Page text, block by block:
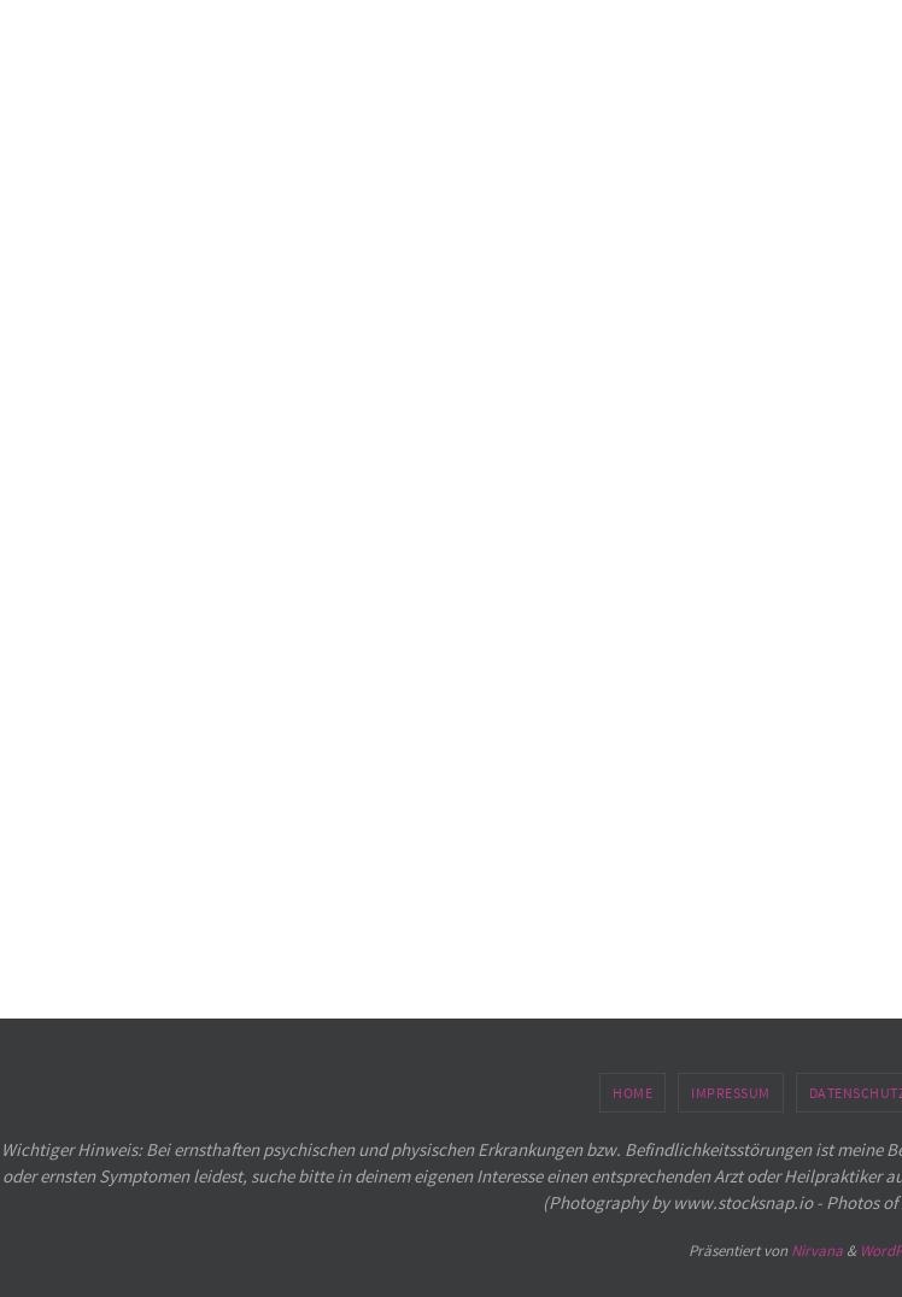
HOME IMPRESSUM
Wichtiger Hinweis: Bei ernsthaften psychischen und physischen Erkrankungen bzw. Befindlichkeitsstörungen ist
oder ernsten Symptomen leidest, suche bitte in deinem eigenen Interesse einen entsprechenden Arzt oder Heilpraktiker
(Photography by www.stocksnap.io - Photos
Präsentiert von Nirvana &